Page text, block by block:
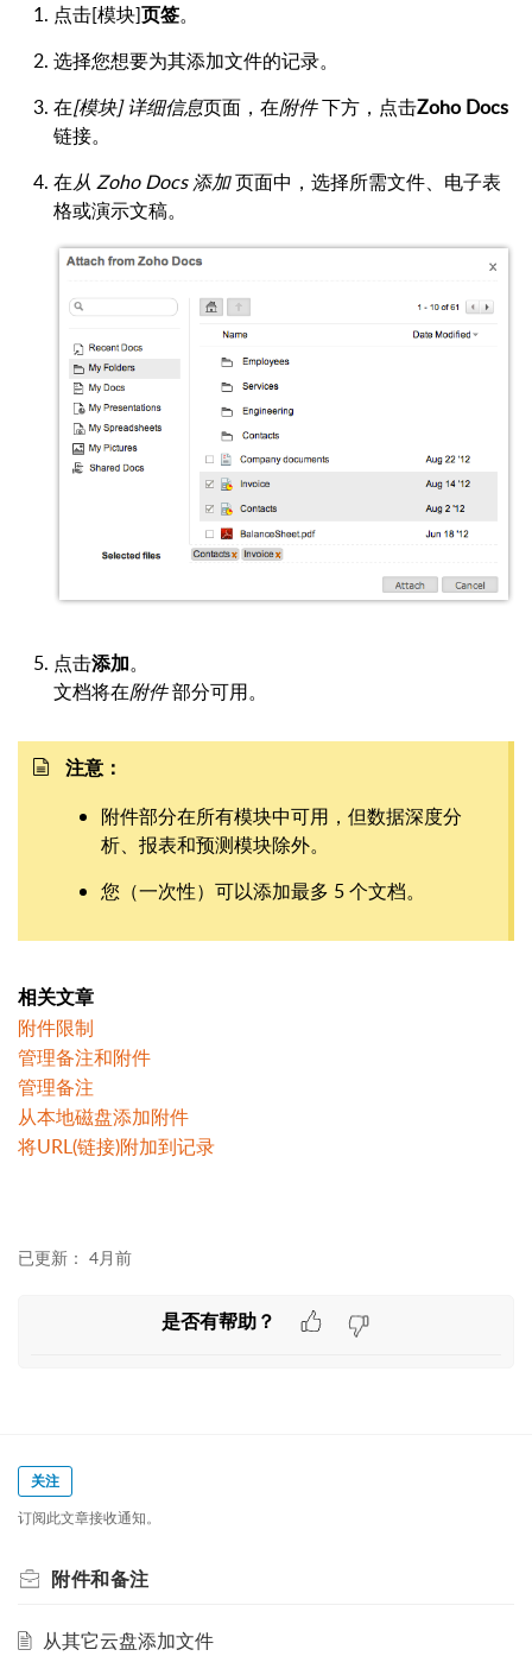
点击[模块]页签。
选择您想要为其添加文件的记录。
在[模块] 详细信息页面，在附件下方，点击Zoho Docs
链接。
在从 Zoho Docs 添加页面中，选择所需文件、电子表
格或演示文稿。
点击添加。
文档将在附件部分可用。
注意：
附件部分在所有模块中可用，但数据深度分
析、报表和预测模块除外。
您（一次性）可以添加最多 5 个文档。
相关文章
附件限制
管理备注和附件
管理备注
从本地磁盘添加附件
将URL(链接)附加到记录
已更新： 4月前
是否有帮助？
关注
订阅此文章接收通知。
附件和备注
从其它云盘添加文件